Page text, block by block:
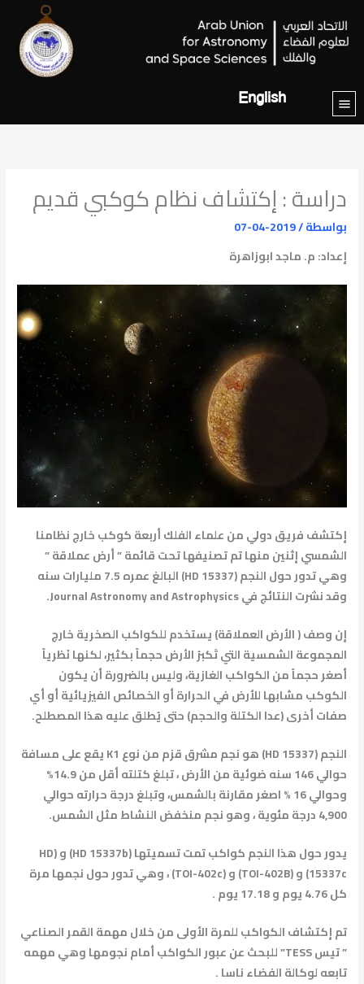
المحتوى
English
دراسة : إكتشاف نظام كوكبي قديم
بواسطة/
2019-04-07
إعداد: م. ماجد ابوزاهرة
إكتشف فريق دولي من علماء الفلك أربعة كوكب خارج نظامنا
الشمسي إثنين منها تم تصنيفها تحت قائمة ” أرض عملاقة ”
وهي تدور حول النجم (HD 15337) البالغ عمره 7.5 مليارات سنه
وقد نشرت النتائج في Journal Astronomy and Astrophysics.
إن وصف ( الأرض العملاقة) يستخدم للكواكب الصخرية خارج
المجموعة الشمسية التي تَكبرُ الأرض حجماً بكثير، لكنها نَظرياً
أصغر حجماً من الكواكب الغازية، وليس بالضرورة أن يكون
الكوكب مشابها للأرض في الحرارة أو الخصائص الفيزيائية أو أي
صفات أخرى (عدا الكتلة والحجم) حتى يُطلق عليه هذا المصطلح.
النجم (HD 15337) هو نجم مشرق قزم من نوع K1 يقع على مسافة
حوالي 146 سنه ضوئية من الأرض ، تبلغ كتلته أقل من 14.9%
وحوالي 16 % اصغر مقارنة بالشمس، وتبلغ درجة حرارته حوالي
4,900 درجة مئوية ، وهو نجم منخفض النشاط مثل الشمس.
يدور حول هذا النجم كواكب تمت تسميتها (HD 15337b) و (HD
15337c) و (TOI-402B) و (TOI-402c) ، وهي تدور حول نجمها مرة
كل 4.76 يوم و 17.18 يوم .
تم إكتشاف الكواكب للمرة الأولى من خلال مهمة القمر الصناعي
” تيس TESS” للبحث عن عبور الكواكب أمام نجومها وهي مهمه
تابعه لوكالة الفضاء ناسا .